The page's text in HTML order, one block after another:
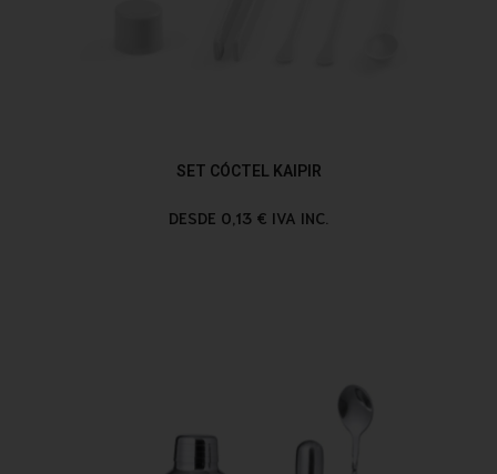
SET CÓCTEL KAIPIR
DESDE 0,13 € IVA INC.